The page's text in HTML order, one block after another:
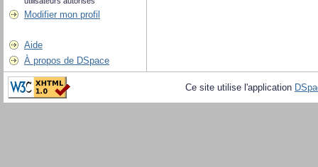
Modifier mon profil
Aide
À propos de DSpace
Ce site utilise l'application